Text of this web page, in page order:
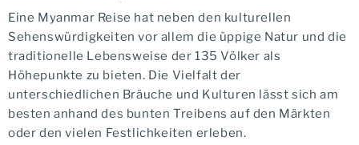
Eine Myanmar Reise hat neben den kulturellen
Sehenswürdigkeiten vor allem die üppige Natur und die
traditionelle Lebensweise der 135 Völker als
Höhepunkte zu bieten. Die Vielfalt der
unterschiedlichen Bräuche und Kulturen lässt sich am
besten anhand des bunten Treibens auf den Märkten
oder den vielen Festlichkeiten erleben.